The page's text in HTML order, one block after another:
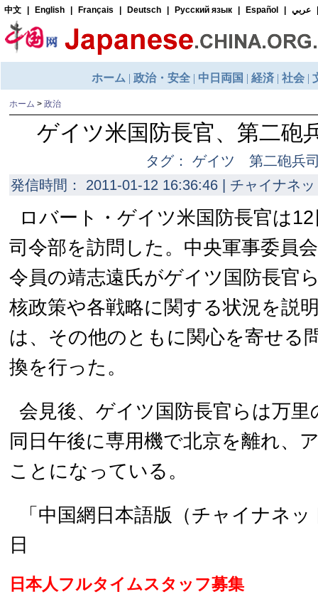
ホーム > 政治
ゲイツ米国防長官、第二砲
タグ： ゲイツ 第二砲兵
発信時間： 2011-01-12 16:36:46 | チャイナネ
ロバート・ゲイツ米国防長官は
司令部を訪問した。中央軍事委員
令員の靖志遠氏がゲイツ国防長官
核政策や各戦略に関する状況を説
は、その他のともに関心を寄せる
換を行った。
会見後、ゲイツ国防長官らは万里
同日午後に専用機で北京を離れ、
ことになっている。
「中国網日本語版（チャイナネ
日
日本人フルタイムスタッフ募集